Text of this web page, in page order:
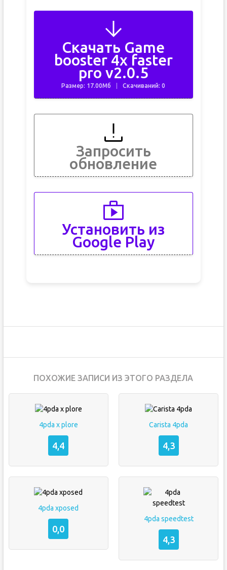
Скачать Game
booster 4x faster
pro v2.0.5
Размер: 17.00Мб Скачиваний: 0
Запросить
обновление
Установить из
Google Play
ПОХОЖИЕ ЗАПИСИ ИЗ ЭТОГО РАЗДЕЛА
4pda x plore
4,4
Carista 4pda
4,3
4pda xposed
0,0
4pda speedtest
4,3